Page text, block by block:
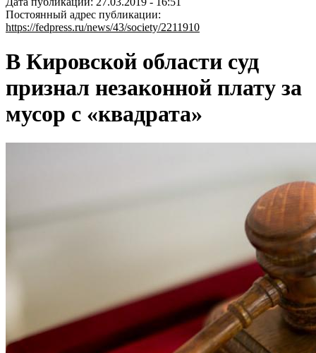
Постоянный адрес публикации:
https://fedpress.ru/news/43/society/2211910
В Кировской области суд
признал незаконной плату за
мусор с «квадрата»